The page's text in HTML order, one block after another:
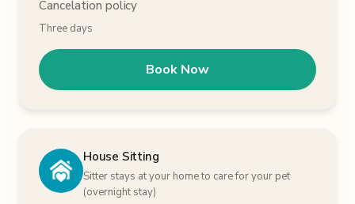
Cancelation policy
Three days
Book Now
House Sitting
Sitter stays at your home to care for your pet
(overnight stay)